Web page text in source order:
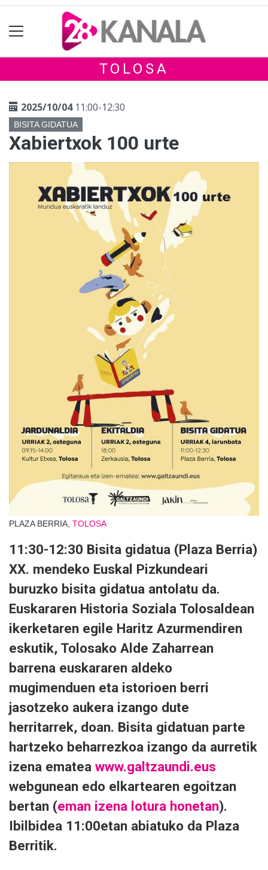
TOLOSA
2025/10/0411:00-12:30
BISITA GIDATUA
Xabiertxok 100 urte
PLAZA BERRIA, TOLOSA
11:30-12:30 Bisita gidatua (Plaza Berria)
XX. mendeko Euskal Pizkundeari
buruzko bisita gidatua antolatu da.
Euskararen Historia Soziala Tolosaldean
ikerketaren egile Haritz Azurmendiren
eskutik, Tolosako Alde Zaharrean
barrena euskararen aldeko
mugimenduen eta istorioen berri
jasotzeko aukera izango dute
herritarrek, doan. Bisita gidatuan parte
hartzeko beharrezkoa izango da aurretik
izena ematea www.galtzaundi.eus
webgunean edo elkartearen egoitzan
bertan (eman izena lotura honetan).
Ibilbidea 11:00etan abiatuko da Plaza
Berritik.